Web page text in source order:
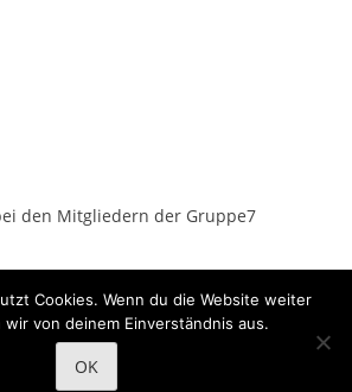
den Mitgliedern der Gruppe7
Gruppe7All Rights Reserved.
Adaptive von
Cookies. Wenn du die Website weiter
von deinem Einverständnis aus.
OK